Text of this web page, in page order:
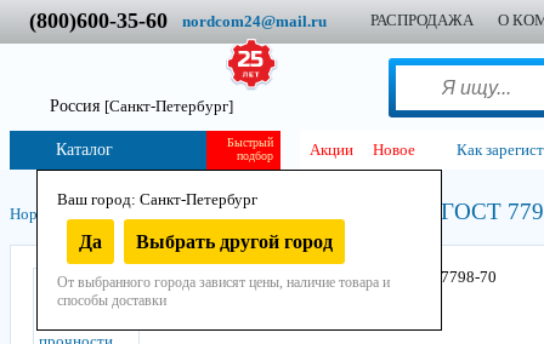
(800)600-35-60 nordcom24@mail.ru РАСПРОДАЖА О
Россия [Санкт-Петербург]
Ваш город: Санкт-Петербург
Да Выбрать другой город
От выбранного города зависят цены, наличие товара и
способы доставки
Быстрый
подбор
Каталог Акции Новое Как
Нордком Крепеж Болт класс прочности 5,8 Болт ГОСТ